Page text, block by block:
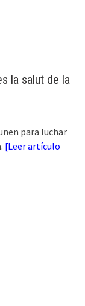
la salut de la
para luchar
[Leer artículo